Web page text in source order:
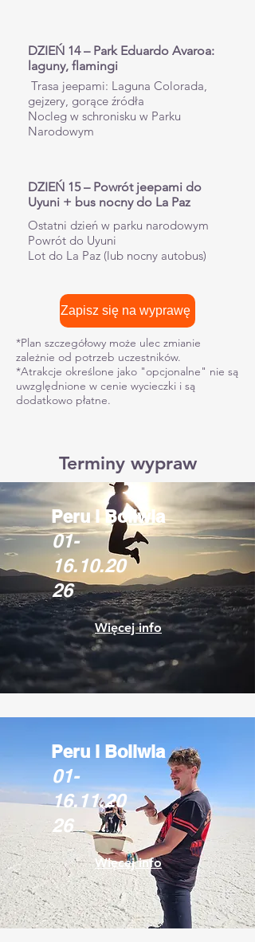
DZIEŃ 14 – Park Eduardo Avaroa:
laguny, flamingi
Trasa jeepami: Laguna Colorada,
gejzery, gorące źródła
Nocleg w schronisku w Parku
Narodowym
DZIEŃ 15 – Powrót jeepami do
Uyuni + bus nocny do La Paz
Ostatni dzień w parku narodowym
Powrót do Uyuni
Lot do La Paz (lub nocny autobus)
Zapisz się na wyprawę
*Plan szczegółowy może ulec zmianie
zależnie od potrzeb uczestników.
*Atrakcje określone jako "opcjonalne" nie są
uwzględnione w cenie wycieczki i są
dodatkowo płatne.
Terminy wypraw
Peru i Boliwia
01-
16.10.20
26
Więcej info
Peru i Boliwia
01-
16.11.20
26
Więcej info